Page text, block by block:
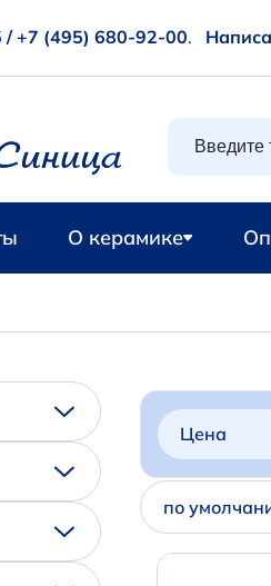
/ +7 (495) 680-92-00.
О керамике
Цена
по